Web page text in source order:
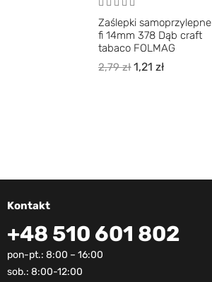
Zaślepki samoprzylepne
fi 14mm 378 Dąb craft
tabaco FOLMAG
2,79zł 1,21zł
Kontakt
+48 510 601 802
pon-pt.: 8:00 – 16:00
sob.: 8:00-12:00